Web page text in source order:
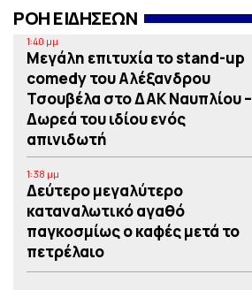
ΡΟΗ ΕΙΔΗΣΕΩΝ
1:40 μμ
Μεγάλη επιτυχία το stand-up
comedy του Αλέξανδρου
Τσουβέλα στο ΔΑΚ Ναυπλίου –
Δωρεά του ιδίου ενός
απινιδωτή
1:38 μμ
Δεύτερο μεγαλύτερο
καταναλωτικό αγαθό
παγκοσμίως ο καφές μετά το
πετρέλαιο